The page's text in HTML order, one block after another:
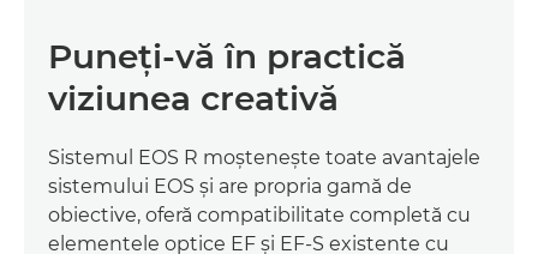
Puneţi-vă în practică
viziunea creativă
Sistemul EOS R moşteneşte toate avantajele
sistemului EOS şi are propria gamă de
obiective, oferă compatibilitate completă cu
elementele optice EF şi EF-S existente cu